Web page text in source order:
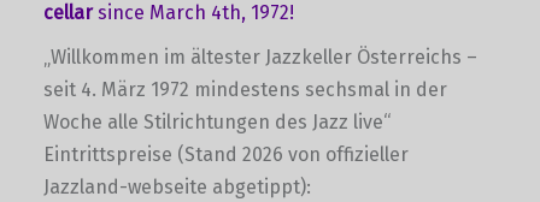
cellarsince March 4th, 1972!
„Willkommen im ältester Jazzkeller Österreichs –
seit 4. März 1972 mindestens sechsmal in der
Woche alle Stilrichtungen des Jazz live“
Eintrittspreise (Stand 2026 von offizieller
Jazzland-webseite abgetippt):